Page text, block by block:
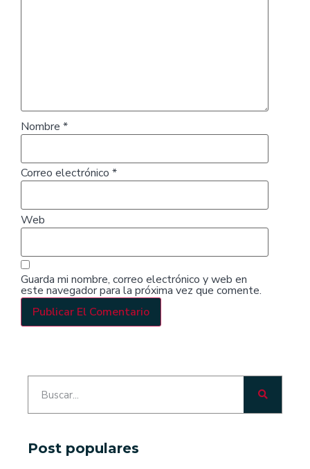
Nombre *
Correo electrónico *
Web
Guarda mi nombre, correo electrónico y web en
este navegador para la próxima vez que comente.
Post populares